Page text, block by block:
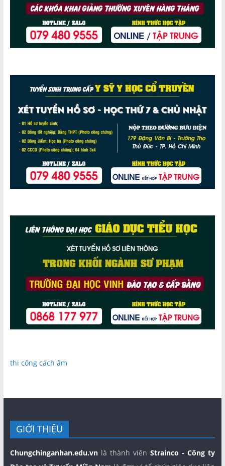
thi công cách âm
GIỚI THIỆU
Chungchinganhan.edu.vnlà thành viênStrainco - Công ty